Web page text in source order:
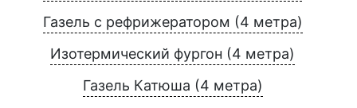
Газель с рефрижератором (4 метра)
Изотермический фургон (4 метра)
Газель Катюша (4 метра)